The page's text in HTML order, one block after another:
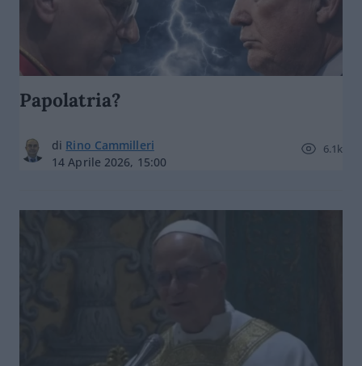
Papolatria?
di Rino Cammilleri
14 Aprile 2026, 15:00
6.1k